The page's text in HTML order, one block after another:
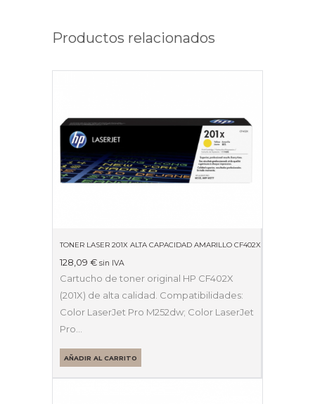
Productos relacionados
TONER LASER 201X ALTA CAPACIDAD AMARILLO CF402X
128,09 € sin IVA
Cartucho de toner original HP CF402X
(201X) de alta calidad. Compatibilidades:
Color LaserJet Pro M252dw; Color LaserJet
Pro…
AÑADIR AL CARRITO